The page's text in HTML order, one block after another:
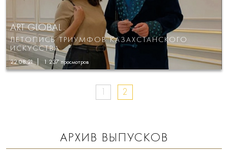
ART GLOBAL
ЛЕТОПИСЬ ТРИУМФОВ КАЗАХСТАНСКОГО
ИСКУССТВА
22.08.21 1 237 просмотров
1 2
АРХИВ ВЫПУСКОВ